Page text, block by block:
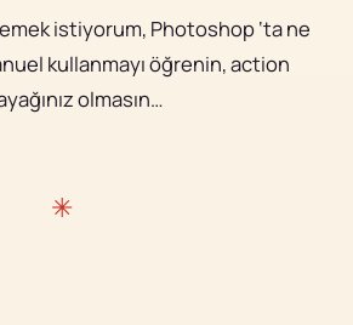
istiyorum, Photoshop ‘ta ne
kullanmayı öğrenin, action
olmasın…